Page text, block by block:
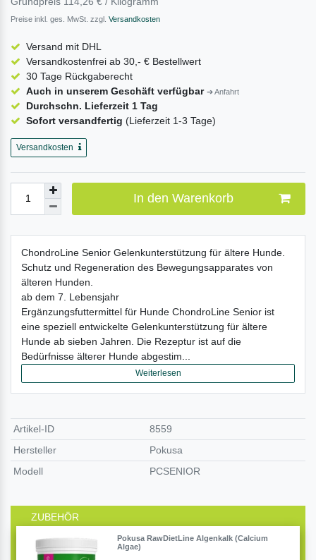
Preise inkl. ges. MwSt. zzgl. Versandkosten
Versand mit DHL
Versandkostenfrei ab 30,- € Bestellwert
30 Tage Rückgaberecht
Auch in unserem Geschäft verfügbar ➔ Anfahrt
Durchschn. Lieferzeit 1 Tag
Sofort versandfertig (Lieferzeit 1-3 Tage)
Versandkosten
In den Warenkorb
ChondroLine Senior Gelenkunterstützung für ältere Hunde.
Schutz und Regeneration des Bewegungsapparates von
älteren Hunden.
ab dem 7. Lebensjahr
Ergänzungsfuttermittel für Hunde ChondroLine Senior ist
eine speziell entwickelte Gelenkunterstützung für ältere
Hunde ab sieben Jahren. Die Rezeptur ist auf die
Bedürfnisse älterer Hunde abgestim...
Weiterlesen
Artikel-ID
8559
Hersteller
Pokusa
Modell
PCSENIOR
ZUBEHÖR
Pokusa RawDietLine Algenkalk (Calcium
Algae)